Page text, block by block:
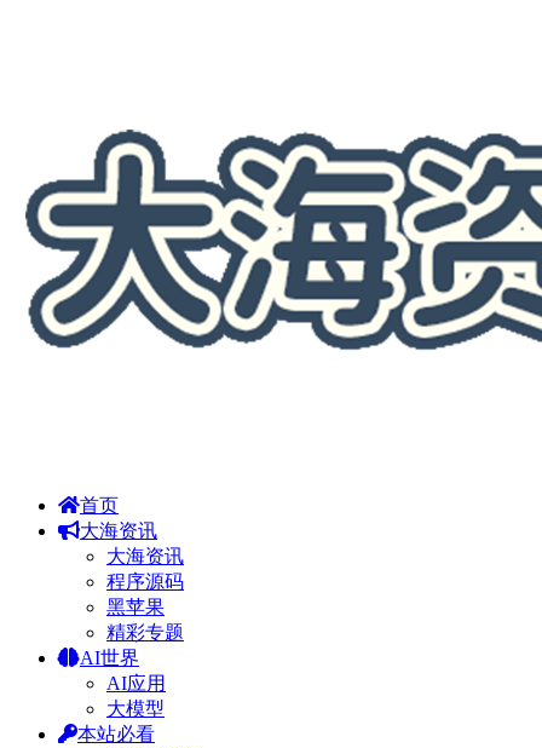
首页
大海资讯
大海资讯
程序源码
黑苹果
精彩专题
AI世界
AI应用
大模型
本站必看